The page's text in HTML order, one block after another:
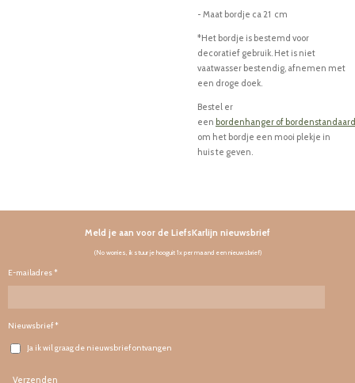
- Maat bordje ca 21 cm
*Het bordje is bestemd voor
decoratief gebruik. Het is niet
vaatwasser bestendig, afnemen met
een droge doek.
Bestel er
een bordenhanger of bordenstandaard
om het bordje een mooi plekje in
huis te geven.
Meld je aan voor de LiefsKarlijn nieuwsbrief
(No worries, ik stuur je hooguit 1x per maand een nieuwsbrief)
E-mailadres *
Nieuwsbrief *
Ja ik wil graag de nieuwsbrief ontvangen
Verzenden